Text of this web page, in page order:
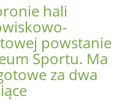
hali
powstanie
Sportu. Ma
za dwa